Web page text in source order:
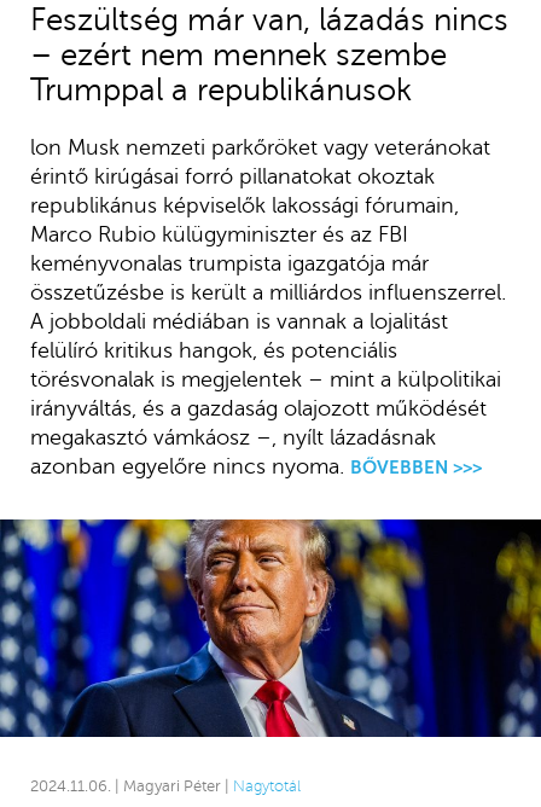
Feszültség már van, lázadás nincs
– ezért nem mennek szembe
Trumppal a republikánusok
lon Musk nemzeti parkőröket vagy veteránokat
érintő kirúgásai forró pillanatokat okoztak
republikánus képviselők lakossági fórumain,
Marco Rubio külügyminiszter és az FBI
keményvonalas trumpista igazgatója már
összetűzésbe is került a milliárdos influenszerrel.
A jobboldali médiában is vannak a lojalitást
felülíró kritikus hangok, és potenciális
törésvonalak is megjelentek – mint a külpolitikai
irányváltás, és a gazdaság olajozott működését
megakasztó vámkáosz –, nyílt lázadásnak
azonban egyelőre nincs nyoma. BŐVEBBEN >>>
2024.11.06. | Magyari Péter | Nagytotál